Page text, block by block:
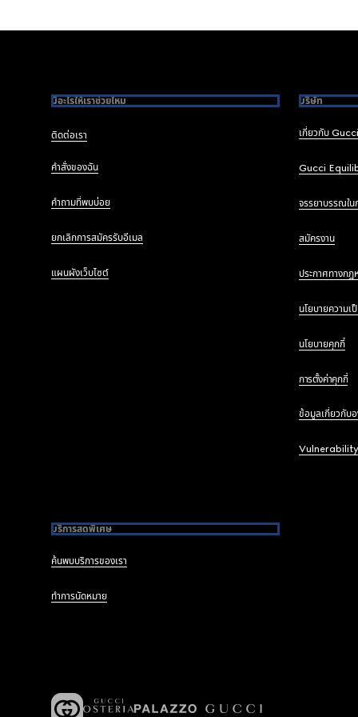
มีอะไรให้เราช่วยไหม
ติดต่อเรา
คำสั่งของฉัน
คำถามที่พบบ่อย
ยกเลิกการสมัครรับอีเมล
แผนผังเว็บไซต์
บริษัท
เกี่ยวกับ Gucci
Gucci
จรรยาบรรณใน
สมัครงาน
ประกาศทางกฎ
นโยบายความเ
นโยบายคุกกี้
การตั้งค่าคุกกี้
ข้อมูลเกี่ยวกับ
บริการสุดพิเศษ
ค้นพบบริการของเรา
ทำการนัดหมาย